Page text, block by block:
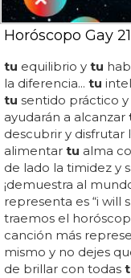
Horóscopo Gay
tu equilibrio y tu
la diferencia... tu
tu sentido práctico y
ayudarán a alcanzar
descubrir y disfrutar
alimentar tu alma
de lado la timidez y
¡demuestra al
representa es “i will
traemos el
canción más
mismo y no dejes
de brillar con todas